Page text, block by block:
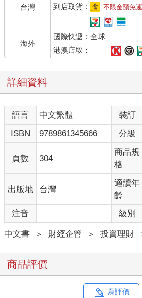
難不增廣見聞，看到不同的世界，產生不
這孩子很高機率有一天要到都會區念大學
作。他會立即面對「跟家鄉完全不同的物
這時，衝擊會排山倒海而來，他會產生幾
「以前爸媽說一天開銷三百元就蠻多的，
現在一天預算設定五百元還是很吃力？」
家真的都那麼有錢？」
「來都會區上班，就是因為看到徵才訊息
是，多賺這一、兩萬元，被房租、物價吃
但回家鄉又沒什麼工作機會，下一步該怎
這也是當年我踏入都會區生活時，腦海轉
回到前面說的那句：人是群居的動物。
獨居山林的人當然有，但那是極少數。這
務、產品，才會越來越進步，越來越便利。
人不可能永遠都局限在一個小地方。父母
方生活，但孩子卻很可能因為念書、工作
並不是說住在鄉下不好，但資源多寡就是
不然，也不會全台超過一半的人口都拚了
裡。
如果完全不重視家庭理財，覺得自己目前
母會留個幾百萬元，就能夠撐到自己終老
或者，以前覺得投資是「可做可不做，有
來發現「不能再拖了，得趕快才行」，這
三十年前，父親常常跟我與弟弟說：
台灣
到店取貨：
不限金額免
海外
國際快遞：全球
港澳店取：
詳細資料
語言 中文繁體 裝訂
ISBN
9789861345666 分級
頁數 304
商品規
格
出版地 台灣
適讀年
齡
注音 級別
中文書 ＞ 財經企管 ＞ 投資理財
商品評價
寫評價